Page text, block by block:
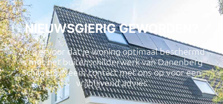
NIEUWSGIERIG GEWORDEN?
Zorg ervoor dat je woning optimaal beschermd
is met het buitenschilderwerk van Danenberg
Schilders. Neem contact met ons op voor een
vrijblijvend advies